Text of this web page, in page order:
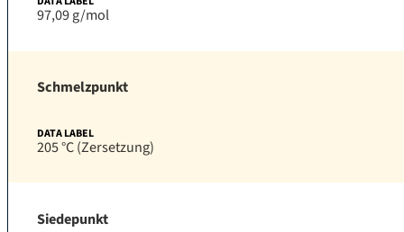
97,09 g/mol
Schmelzpunkt
205 °C (Zersetzung)
Siedepunkt